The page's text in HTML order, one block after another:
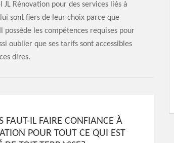
Rénovation pour des services liés à
sont fiers de leur choix parce que
les compétences requises pour
oublier que ses tarifs sont accessibles
dires.
FAUT-IL FAIRE CONFIANCE À
POUR TOUT CE QUI EST